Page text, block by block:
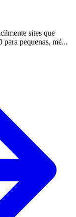
sites que
pequenas, mé...